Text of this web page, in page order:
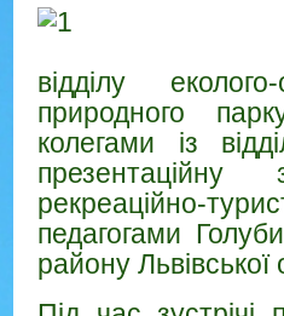
відділу
природного
колегами із
презентаційну
рекреаційно-
педагогами
району Львівської